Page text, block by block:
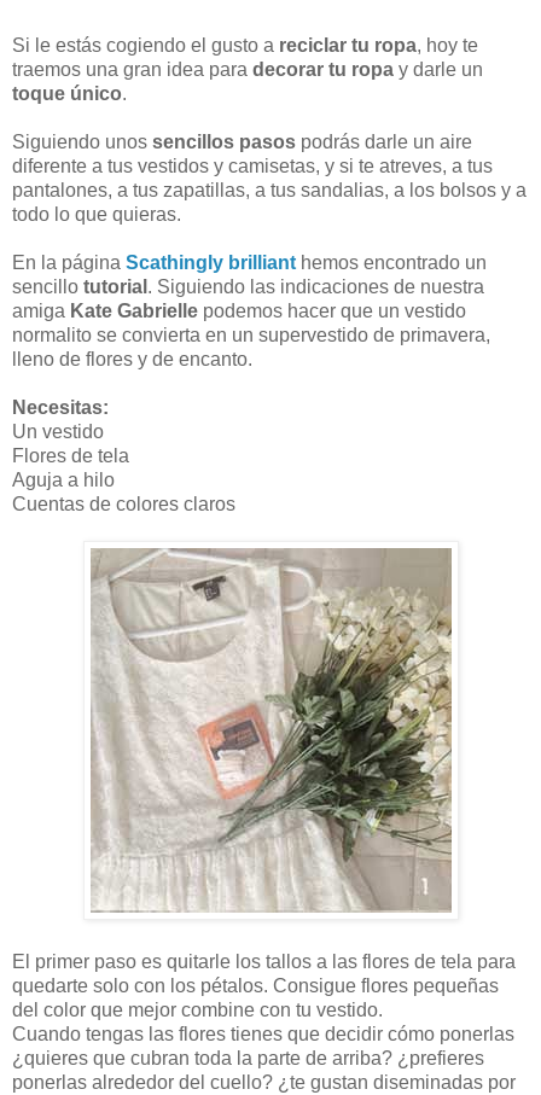
Si le estás cogiendo el gusto a reciclar tu ropa, hoy te
traemos una gran idea para decorar tu ropa y darle un
toque único.
Siguiendo unos sencillos pasos podrás darle un aire
diferente a tus vestidos y camisetas, y si te atreves, a tus
pantalones, a tus zapatillas, a tus sandalias, a los bolsos y a
todo lo que quieras.
En la página Scathingly brilliant hemos encontrado un
sencillo tutorial . Siguiendo las indicaciones de nuestra
amiga Kate Gabrielle podemos hacer que un vestido
normalito se convierta en un supervestido de primavera,
lleno de flores y de encanto.
Necesitas:
Un vestido
Flores de tela
Aguja a hilo
Cuentas de colores claros
El primer paso es quitarle los tallos a las flores de tela para
quedarte solo con los pétalos. Consigue flores pequeñas
del color que mejor combine con tu vestido.
Cuando tengas las flores tienes que decidir cómo ponerlas
¿quieres que cubran toda la parte de arriba? ¿prefieres
ponerlas alrededor del cuello? ¿te gustan diseminadas por